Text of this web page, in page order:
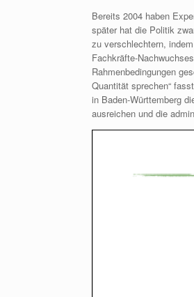
Bereits 2004 haben
später hat die Politik
zu verschlechtern,
Fachkräfte-
Rahmenbedingungen
Quantität sprechen“
in Baden-Württemberg
ausreichen und die